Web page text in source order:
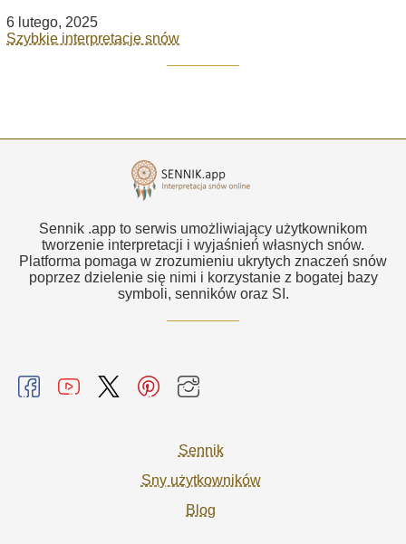
6 lutego, 2025
Szybkie interpretacje snów
Sennik .app to serwis umożliwiający użytkownikom
tworzenie interpretacji i wyjaśnień własnych snów.
Platforma pomaga w zrozumieniu ukrytych znaczeń snów
poprzez dzielenie się nimi i korzystanie z bogatej bazy
symboli, senników oraz SI.
Sennik
Sny użytkowników
Blog